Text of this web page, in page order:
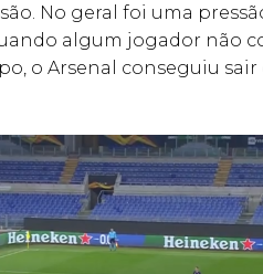
No geral foi uma
algum jogador não
o Arsenal conseguiu sair